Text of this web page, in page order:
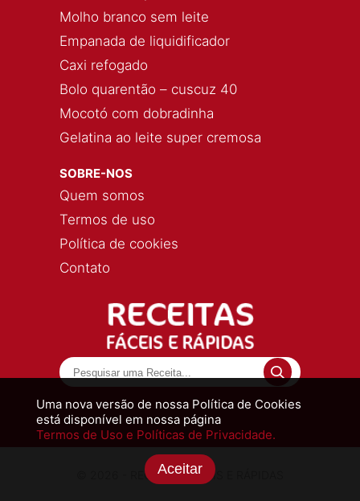
Uma nova versão de nossa Política de Cookies
está disponível em nossa página
Termos de Uso e Políticas de Privacidade.
Aceitar
Molho branco sem leite
Empanada de liquidificador
Caxi refogado
Bolo quarentão – cuscuz 40
Mocotó com dobradinha
Gelatina ao leite super cremosa
SOBRE-NOS
Quem somos
Termos de uso
Política de cookies
Contato
© 2026 - RECEITAS FÁCEIS E RÁPIDAS